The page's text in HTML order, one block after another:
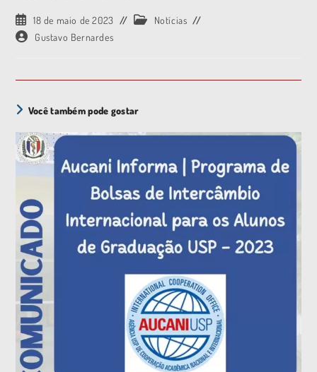
18 de maio de 2023
Notícias
Gustavo Bernardes
Você também pode gostar